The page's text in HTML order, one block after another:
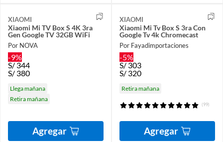
XIAOMI
Xiaomi Mi TV Box S 4K 3ra
Gen Google TV 32GB WiFi
Por NOVA
-9%
S/344
S/ 380
Llega mañana
Retira mañana
Agregar
XIAOMI
Xiaomi Mi Tv Box S 3ra Con
Google Tv 4k Chromecast
Por Fayadimportaciones
-5%
S/303
S/ 320
Retira mañana
(99)
Agregar